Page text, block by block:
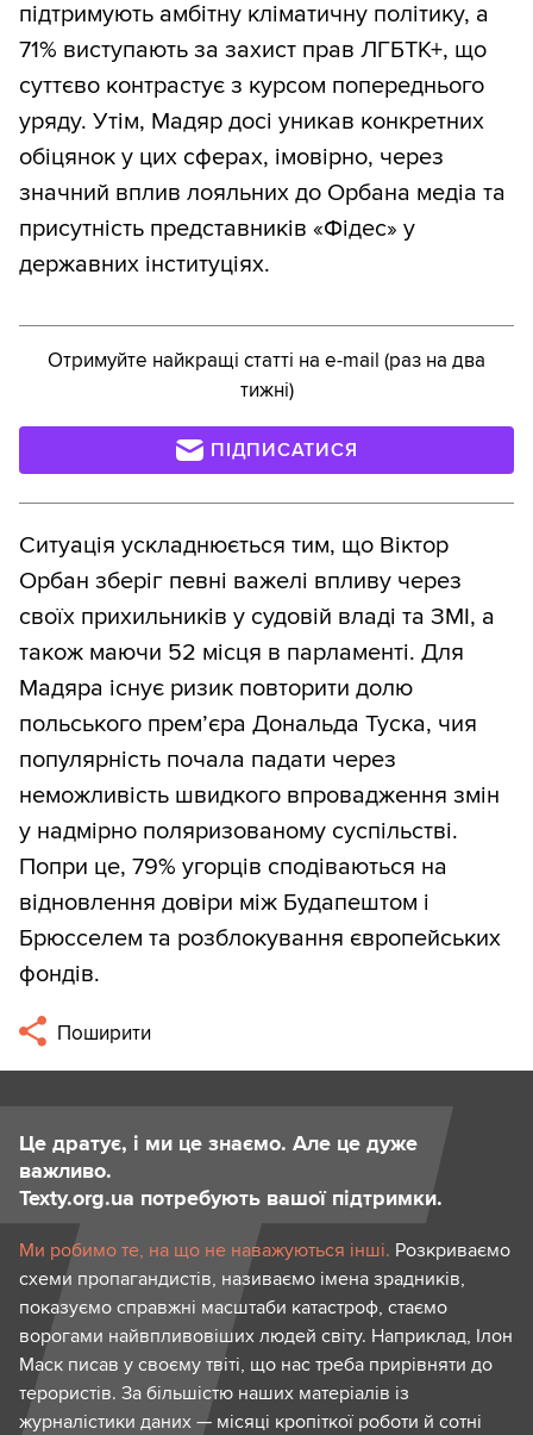
підтримують амбітну кліматичну політику, а
71% виступають за захист прав ЛГБТК+, що
суттєво контрастує з курсом попереднього
уряду. Утім, Мадяр досі уникав конкретних
обіцянок у цих сферах, імовірно, через
значний вплив лояльних до Орбана медіа та
присутність представників «Фідес» у
державних інституціях.
Отримуйте найкращі статті на e-mail (раз на два
тижні)
ПІДПИСАТИСЯ
Ситуація ускладнюється тим, що Віктор
Орбан зберіг певні важелі впливу через
своїх прихильників у судовій владі та ЗМІ, а
також маючи 52 місця в парламенті. Для
Мадяра існує ризик повторити долю
польського прем’єра Дональда Туска, чия
популярність почала падати через
неможливість швидкого впровадження змін
у надмірно поляризованому суспільстві.
Попри це, 79% угорців сподіваються на
відновлення довіри між Будапештом і
Брюсселем та розблокування європейських
фондів.
Поширити
Це дратує, і ми це знаємо. Але це дуже
важливо.
Texty.org.ua потребують вашої підтримки.
Ми робимо те, на що не наважуються інші. Розкриваємо
схеми пропагандистів, називаємо імена зрадників,
показуємо справжні масштаби катастроф, стаємо
ворогами найвпливовіших людей світу. Наприклад, Ілон
Маск писав у своєму твіті, що нас треба прирівняти до
терористів. За більшістю наших матеріалів із
журналістики даних — місяці кропіткої роботи й сотні